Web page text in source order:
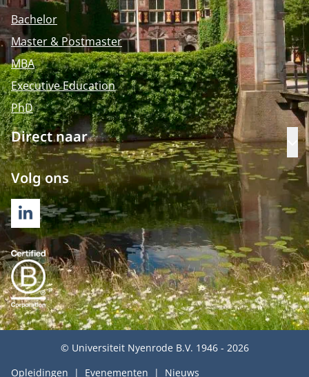
Bachelor
Master & Postmaster
MBA
Executive Education
PhD
Direct naar
Volg ons
LINKEDIN
© Universiteit Nyenrode B.V. 1946 - 2026
Opleidingen
Evenementen Nieuws